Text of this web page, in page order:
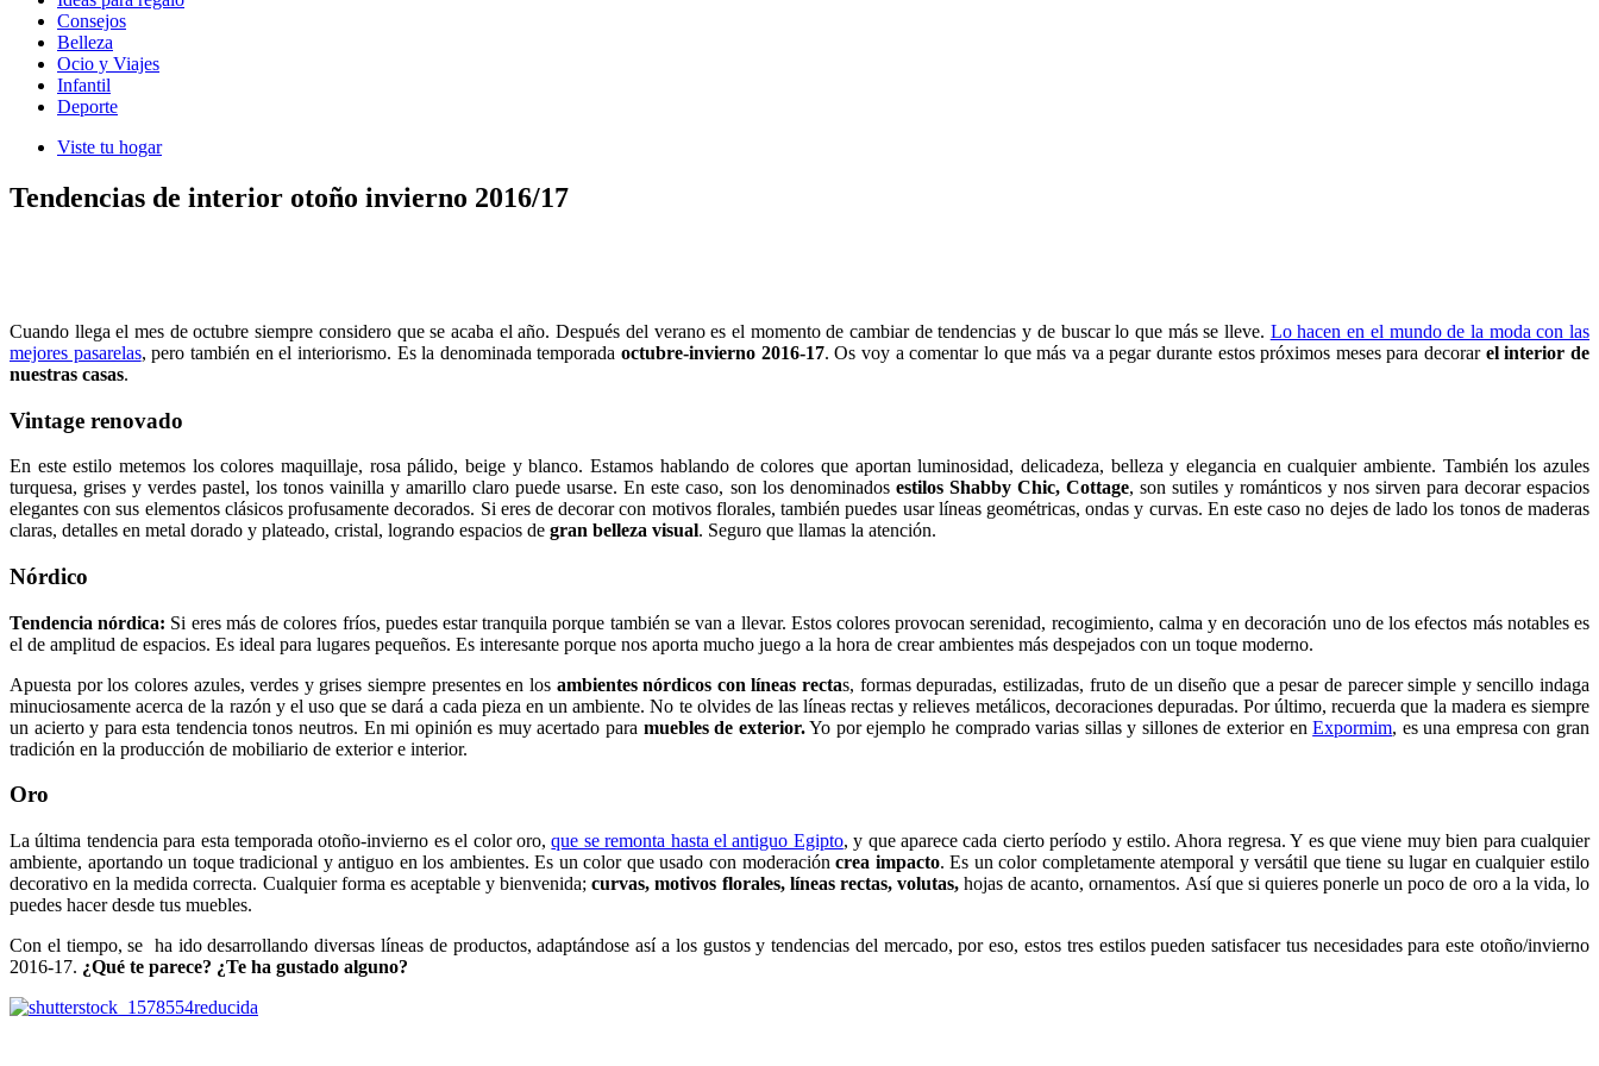
Consejos
Belleza
Ocio y Viajes
Infantil
Deporte
Viste tu hogar
Tendencias de interior otoño invierno 2016/17
Cuando llega el mes de octubre siempre considero que se acaba el año. Después del verano es el momento de cambiar de tendencias y de buscar lo que más se lleve. Lo hacen en el mundo de la moda con las
mejores pasarelas, pero también en el interiorismo. Es la denominada temporada octubre-invierno 2016-17. Os voy a comentar lo que más va a pegar durante estos próximos meses para decorarel interior de
nuestras casas.
Vintage renovado
En este estilo metemos los colores maquillaje, rosa pálido, beige y blanco. Estamos hablando de colores que aportan luminosidad, delicadeza, belleza y elegancia en cualquier ambiente. También los azules
turquesa, grises y verdes pastel, los tonos vainilla y amarillo claro puede usarse. En este caso, son los denominadosestilos Shabby Chic, Cottage, son sutiles y románticos y nos sirven para decorar espacios
elegantes con sus elementos clásicos profusamente decorados. Si eres de decorar con motivos florales, también puedes usar líneas geométricas, ondas y curvas. En este caso no dejes de lado los tonos de maderas
claras, detalles en metal dorado y plateado, cristal, logrando espacios de gran belleza visual. Seguro que llamas la atención.
Nórdico
Tendencia nórdica: Si eres más de colores fríos, puedes estar tranquila porque también se van a llevar. Estos colores provocan serenidad, recogimiento, calma y en decoración uno de los efectos más notables es
el de amplitud de espacios. Es ideal para lugares pequeños. Es interesante porque nos aporta mucho juego a la hora de crear ambientes más despejados con un toque moderno.
Apuesta por los colores azules, verdes y grises siempre presentes en losambientes nórdicos con líneas rectas, formas depuradas, estilizadas, fruto de un diseño que a pesar de parecer simple y sencillo indaga
minuciosamente acerca de la razón y el uso que se dará a cada pieza en un ambiente. No te olvides de las líneas rectas y relieves metálicos, decoraciones depuradas. Por último, recuerda que la madera es siempre
un acierto y para esta tendencia tonos neutros. En mi opinión es muy acertado para muebles de exterior.Yo por ejemplo he comprado varias sillas y sillones de exterior enExpormim, es una empresa con gran
tradición en la producción de mobiliario de exterior e interior.
Oro
La última tendencia para esta temporada otoño-invierno es el color oro,que se remonta hasta el antiguo Egipto, y que aparece cada cierto período y estilo. Ahora regresa. Y es que viene muy bien para cualquier
ambiente, aportando un toque tradicional y antiguo en los ambientes. Es un color que usado con moderacióncrea impacto. Es un color completamente atemporal y versátil que tiene su lugar en cualquier estilo
decorativo en la medida correcta. Cualquier forma es aceptable y bienvenida;curvas, motivos florales, líneas rectas, volutas,hojas de acanto, ornamentos. Así que si quieres ponerle un poco de oro a la vida, lo
puedes hacer desde tus muebles.
Con el tiempo, se ha ido desarrollando diversas líneas de productos, adaptándose así a los gustos y tendencias del mercado, por eso, estos tres estilos pueden satisfacer tus necesidades para este otoño/invierno
2016-17. ¿Qué te parece? ¿Te ha gustado alguno?